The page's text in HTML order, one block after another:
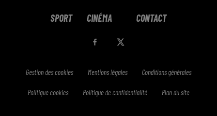
SPORT CINÉMA CONTACT
Gestion des cookies Mentions légales Conditions générales
Politique cookies Politique de confidentialité Plan du site